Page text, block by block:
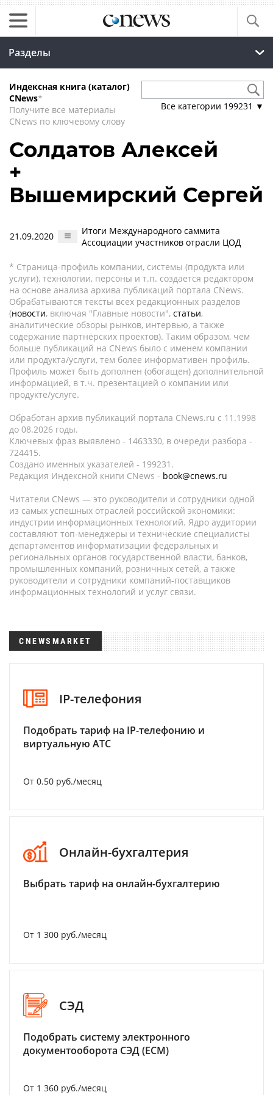
Разделы
Индексная книга (каталог)
CNews*
Получите все материалы
CNews по ключевому слову
Все категории 199231 ▼
Солдатов Алексей
+
Вышемирский Сергей
21.09.2020
Итоги Международного саммита
Ассоциации участников отрасли ЦОД
* Страница-профиль компании, системы (продукта или
услуги), технологии, персоны и т.п. создается редактором
на основе анализа архива публикаций портала CNews.
Обрабатываются тексты всех редакционных разделов
(новости, включая "Главные новости", статьи,
аналитические обзоры рынков, интервью, а также
содержание партнёрских проектов). Таким образом, чем
больше публикаций на CNews было с именем компании
или продукта/услуги, тем более информативен профиль.
Профиль может быть дополнен (обогащен) дополнительной
информацией, в т.ч. презентацией о компании или
продукте/услуге.
Обработан архив публикаций портала CNews.ru c 11.1998
до 08.2026 годы.
Ключевых фраз выявлено - 1463330, в очереди разбора -
724415.
Создано именных указателей - 199231.
Редакция Индексной книги CNews - book@cnews.ru
Читатели CNews — это руководители и сотрудники одной
из самых успешных отраслей российской экономики:
индустрии информационных технологий. Ядро аудитории
составляют топ-менеджеры и технические специалисты
департаментов информатизации федеральных и
региональных органов государственной власти, банков,
промышленных компаний, розничных сетей, а также
руководители и сотрудники компаний-поставщиков
информационных технологий и услуг связи.
CNEWSMARKET
IP-телефония
Подобрать тариф на IP-телефонию и
виртуальную АТС
От 0.50 руб./месяц
Онлайн-бухгалтерия
Выбрать тариф на онлайн-бухгалтерию
От 1 300 руб./месяц
СЭД
Подобрать систему электронного
документооборота СЭД (ECM)
От 1 360 руб./месяц